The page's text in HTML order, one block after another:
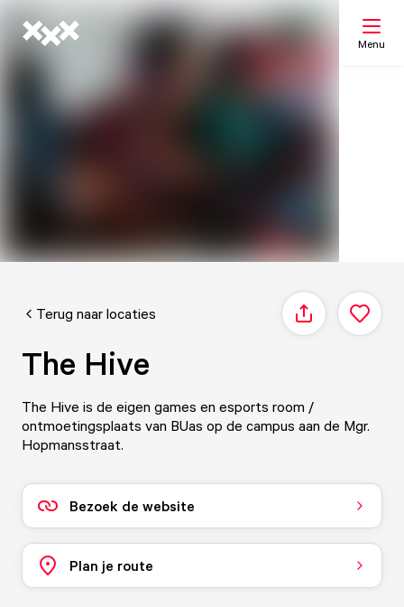
Menu
Terug naar locaties Delen
The Hive
The Hive is de eigen games en esports room /
ontmoetingsplaats van BUas op de campus aan de Mgr.
Hopmansstraat.
Bezoek de website
Plan je route